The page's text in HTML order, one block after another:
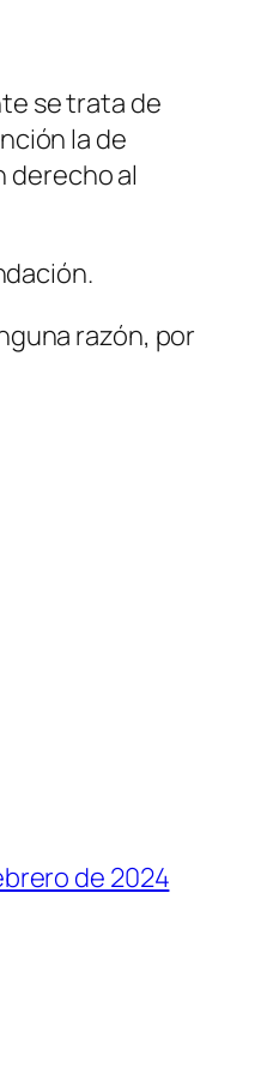
se trata de
la de
derecho al
razón, por
de 2024